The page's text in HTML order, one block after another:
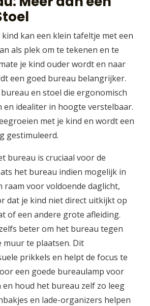
kan een klein tafeltje met een
als plek om te tekenen en te
je kind ouder wordt en naar
een goed bureau belangrijker.
en stoel die ergonomisch
en idealiter in hoogte verstelbaar.
met je kind en wordt een
gestimuleerd.
bureau is cruciaal voor de
het bureau indien mogelijk in
raam voor voldoende daglicht,
dat je kind niet direct uitkijkt op
of een andere grote afleiding.
beter om het bureau tegen
muur te plaatsen. Dit
prikkels en helpt de focus te
een goede bureaulamp voor
houd het bureau zelf zo leeg
en lade-organizers helpen